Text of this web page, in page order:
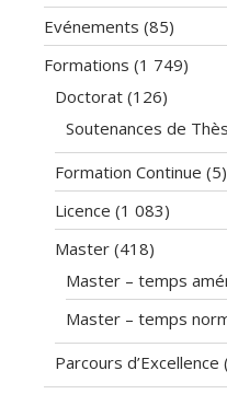
Evénements (85)
Formations (1 749)
Doctorat (126)
Soutenances de
Formation Continue (5)
Licence (1 083)
Master (418)
Master – temps
Master – temps
Parcours d’Excellence